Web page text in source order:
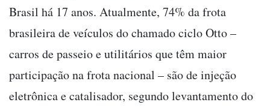
Brasil há 17 anos. Atualmente, 74% da frota
brasileira de veículos do chamado ciclo Otto –
carros de passeio e utilitários que têm maior
participação na frota nacional – são de injeção
eletrônica e catalisador, segundo levantamento do